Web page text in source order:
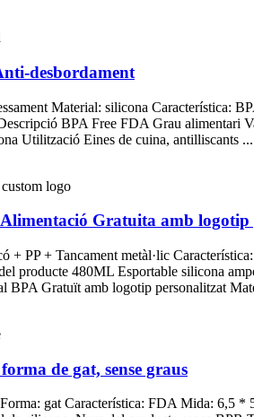
desbordament
Material: silicona Característica:
BPA Free FDA Grau
Utilització Eines de cuina, antilliscants ...
Alimentació Gratuita amb
PP + Tancament metàl·lic
producte 480ML Esportable silicona
Gratuït amb logotip personalitzat
de gat, sense graus
gat Característica: FDA Mida: 6,5